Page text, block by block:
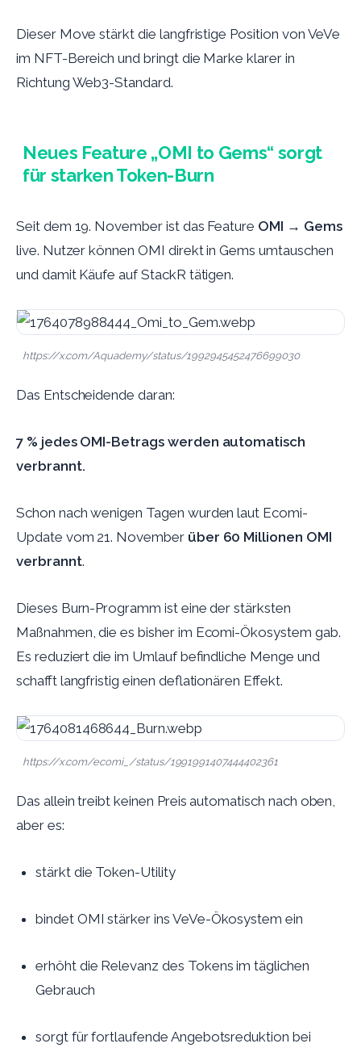
Dieser Move stärkt die langfristige Position von VeVe
im NFT-Bereich und bringt die Marke klarer in
Richtung Web3-Standard.
Neues Feature „OMI to Gems“ sorgt
für starken Token-Burn
Seit dem 19. November ist das Feature OMI → Gems
live. Nutzer können OMI direkt in Gems umtauschen
und damit Käufe auf StackR tätigen.
https://x.com/Aquademy/status/1992945452476699030
Das Entscheidende daran:
7 % jedes OMI-Betrags werden automatisch
verbrannt.
Schon nach wenigen Tagen wurden laut Ecomi-
Update vom 21. November über 60 Millionen OMI
verbrannt.
Dieses Burn-Programm ist eine der stärksten
Maßnahmen, die es bisher im Ecomi-Ökosystem gab.
Es reduziert die im Umlauf befindliche Menge und
schafft langfristig einen deflationären Effekt.
https://x.com/ecomi_/status/1991991407444402361
Das allein treibt keinen Preis automatisch nach oben,
aber es:
stärkt die Token-Utility
bindet OMI stärker ins VeVe-Ökosystem ein
erhöht die Relevanz des Tokens im täglichen
Gebrauch
sorgt für fortlaufende Angebotsreduktion bei